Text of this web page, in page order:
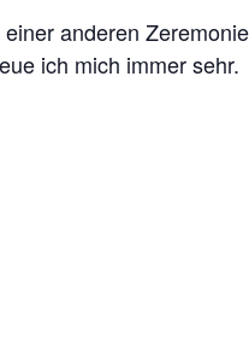
anderen
ich mich immer sehr.